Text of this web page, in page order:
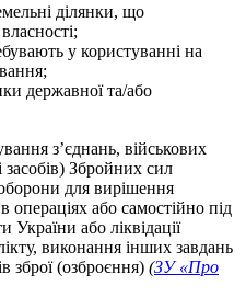
ділянки, що
у користуванні на
державної та/або
з’єднань, військових
засобів) Збройних сил
для вирішення
операціях або самостійно під
України або ліквідації
виконання інших завдань
зброї (озброєння) (ЗУ «Про